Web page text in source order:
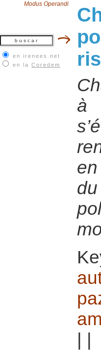
Modus Operandi
en irenees.net
en la Coredem
à